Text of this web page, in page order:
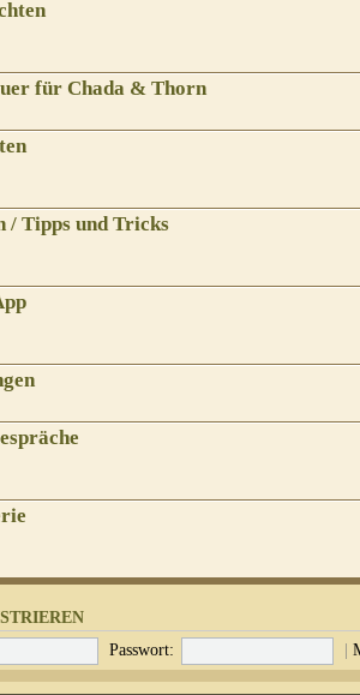
für Chada & Thorn
/ Tipps und Tricks
Passwort: |